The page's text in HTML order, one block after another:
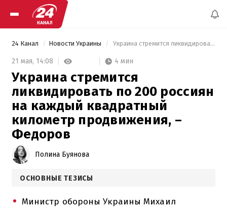
24 Канал Новости Украины Украина стремится ликвидировать по 200 россиян на каждый квадратный километр продвижения, – Федоров
21 мая, 14:08 4 мин
Украина стремится
ликвидировать по 200 россиян
на каждый квадратный
километр продвижения, –
Федоров
Полина Буянова
ОСНОВНЫЕ ТЕЗИСЫ
Министр обороны Украины Михаил